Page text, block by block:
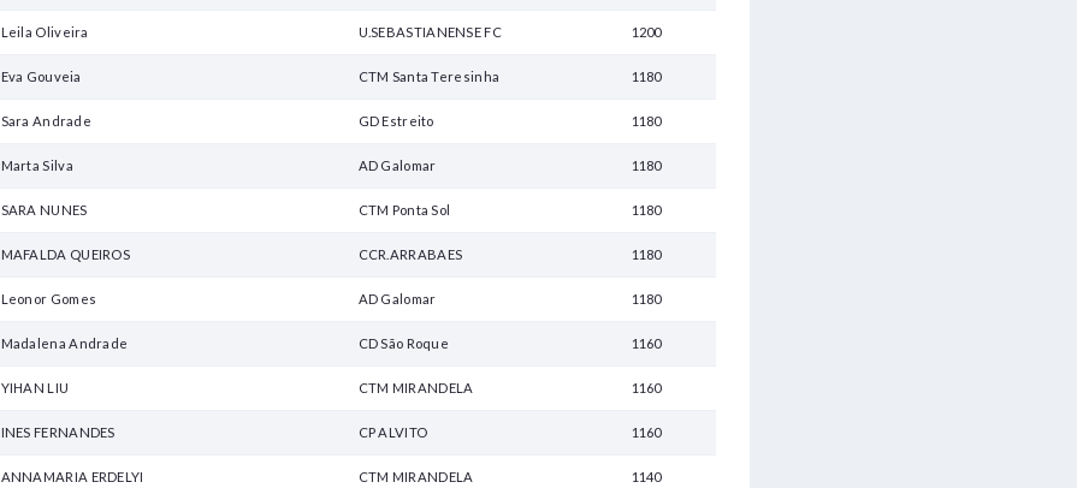
Leila Oliveira U.SEBASTIANENSE FC 1200
Eva Gouveia CTM Santa Teresinha 1180
Sara Andrade GD Estreito 1180
Marta Silva AD Galomar 1180
SARA NUNES CTM Ponta Sol 1180
MAFALDA QUEIROS CCR.ARRABAES 1180
Leonor Gomes AD Galomar 1180
Madalena Andrade CD São Roque 1160
YIHAN LIU CTM MIRANDELA 1160
INES FERNANDES CP ALVITO 1160
ANNAMARIA ERDELYI CTM MIRANDELA 1140